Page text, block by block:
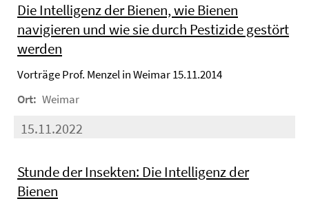
Die Intelligenz der Bienen, wie Bienen
navigieren und wie sie durch Pestizide gestört
werden
Vorträge Prof. Menzel in Weimar 15.11.2014
Ort: Weimar
15.11.2022
Stunde der Insekten: Die Intelligenz der
Bienen